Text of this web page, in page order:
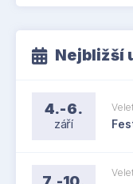
Nejbližší
4.-6.
září